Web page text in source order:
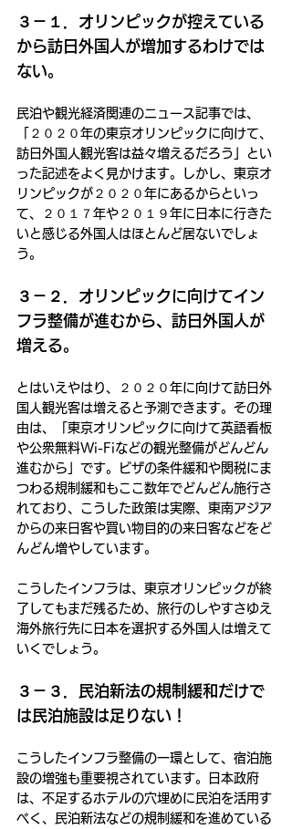
３－１．オリンピックが控えている
から訪日外国人が増加するわけでは
ない。
民泊や観光経済関連のニュース記事では、
「２０２０年の東京オリンピックに向けて、
訪日外国人観光客は益々増えるだろう」とい
った記述をよく見かけます。しかし、東京オ
リンピックが２０２０年にあるからといっ
て、２０１７年や２０１９年に日本に行きた
いと感じる外国人はほとんど居ないでしょ
う。
３－２．オリンピックに向けてイン
フラ整備が進むから、訪日外国人が
増える。
とはいえやはり、２０２０年に向けて訪日外
国人観光客は増えると予測できます。その理
由は、「東京オリンピックに向けて英語看板
や公衆無料Wi-Fiなどの観光整備がどんどん
進むから」です。ビザの条件緩和や関税にま
つわる規制緩和もここ数年でどんどん施行さ
れており、こうした政策は実際、東南アジア
からの来日客や買い物目的の来日客などをど
んどん増やしています。
こうしたインフラは、東京オリンピックが終
了してもまだ残るため、旅行のしやすさゆえ
海外旅行先に日本を選択する外国人は増えて
いくでしょう。
３－３．民泊新法の規制緩和だけで
は民泊施設は足りない！
こうしたインフラ整備の一環として、宿泊施
設の増強も重要視されています。日本政府
は、不足するホテルの穴埋めに民泊を活用す
べく、民泊新法などの規制緩和を進めている